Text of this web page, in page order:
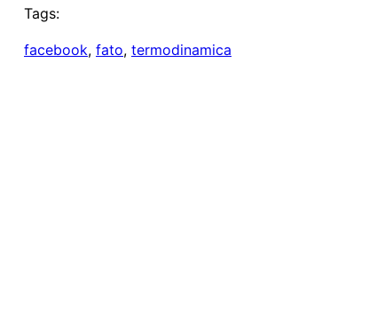
Tags:
facebook, fato, termodinamica